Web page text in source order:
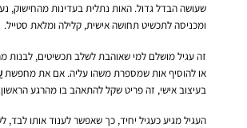
שעושה הבדל גדול. האות נתלית בעדינות מהחישוק,
ומכניסה לתכשיט תחושה אישית, קלילה ומלאת סטייל.
זה עגיל מושלם למי שאוהבת לשלב תכשיטים, לבנות
או להוסיף אות שמספרת משהו עליה. אם את מחפשת
בעיצוב אישי, זה פריט שקל להתאהב בו מהרגע הראשון.
העגיל מגיע כעגיל יחיד, כך שאפשר לענוד אותו לבד,